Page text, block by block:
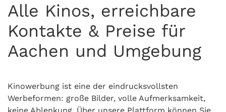
Alle Kinos, erreichbare
Kontakte & Preise für
Aachen und Umgebung
Kinowerbung ist eine der eindrucksvollsten
Werbeformen: große Bilder, volle Aufmerksamkeit,